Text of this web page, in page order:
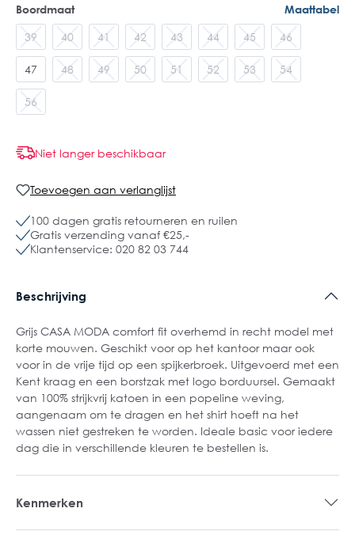
Boordmaat Maattabel
39 40 41 42 43 44 45 46
47 48 49 50 51 52 53 54
56
Niet langer beschikbaar
Toevoegen aan verlanglijst
100 dagen gratis retourneren en ruilen
Gratis verzending vanaf €25,-
Klantenservice: 020 82 03 744
Beschrijving
Grijs CASA MODA comfort fit overhemd in recht model met
korte mouwen. Geschikt voor op het kantoor maar ook
voor in de vrije tijd op een spijkerbroek. Uitgevoerd met een
Kent kraag en een borstzak met logo borduursel. Gemaakt
van 100% strijkvrij katoen in een popeline weving,
aangenaam om te dragen en het shirt hoeft na het
wassen niet gestreken te worden. Ideale basic voor iedere
dag die in verschillende kleuren te bestellen is.
Kenmerken